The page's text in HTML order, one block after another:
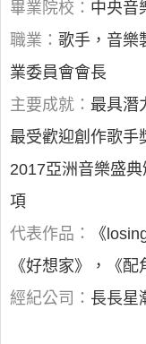
畢業院校： 中央音
職業： 歌手，音樂
業委員會會長
主要成就： 最具潛
最受歡迎創作歌手
2017亞洲音樂盛
項
代表作品：
《
《好想家》，《配
經紀公司： 長長星